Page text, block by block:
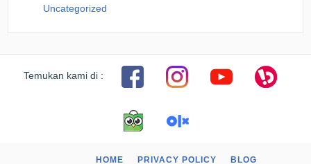
Uncategorized
Temukan kami di :
HOME PRIVACY POLICY BLOG